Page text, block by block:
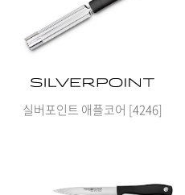
실버포인트 애플코어 [4246]